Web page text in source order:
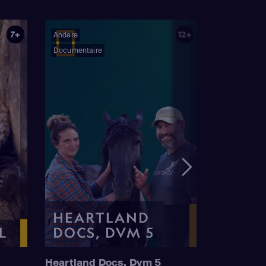
7+
Andere
Documentaire
12+
Heartland Docs, Dvm 5